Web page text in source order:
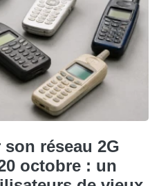
réseau 2G
octobre : un